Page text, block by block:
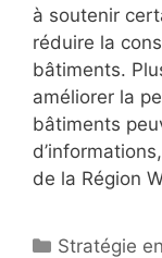
à soutenir
réduire la
bâtiments.
améliorer la
bâtiments
de la Région
Catégories
Stratégie